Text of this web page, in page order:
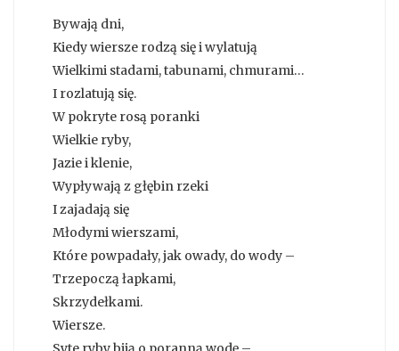
Bywają dni,
Kiedy wiersze rodzą się i wylatują
Wielkimi stadami, tabunami, chmurami…
I rozlatują się.
W pokryte rosą poranki
Wielkie ryby,
Jazie i klenie,
Wypływają z głębin rzeki
I zajadają się
Młodymi wierszami,
Które powpadały, jak owady, do wody –
Trzepoczą łapkami,
Skrzydełkami.
Wiersze.